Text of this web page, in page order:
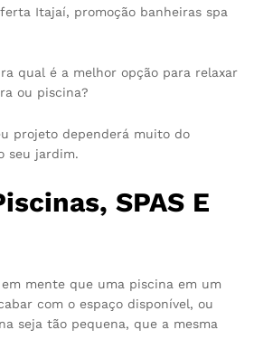
Itajaí, promoção banheiras spa
qual é a melhor opção para relaxar
ou piscina?
projeto dependerá muito do
seu jardim.
SPAS E
em mente que uma piscina em um
com o espaço disponível, ou
seja tão pequena, que a mesma